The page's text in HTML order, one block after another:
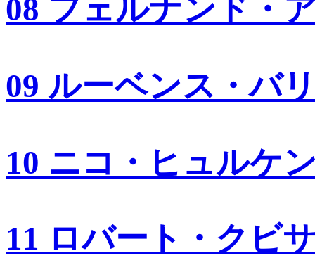
08 フェルナンド・
09 ルーベンス・バ
10 ニコ・ヒュルケ
11 ロバート・クビ